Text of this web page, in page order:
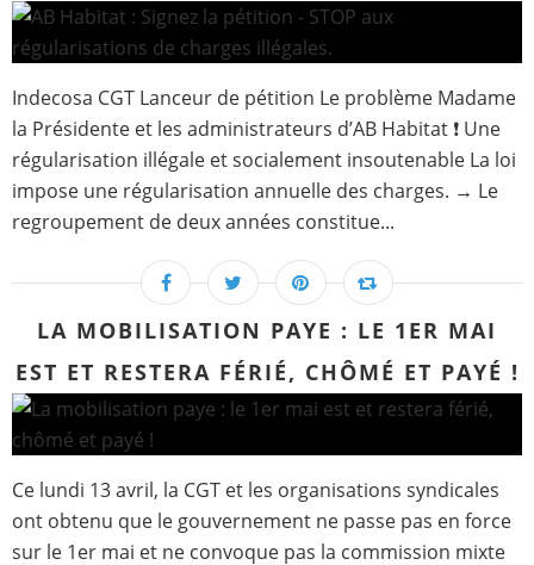
Indecosa CGT Lanceur de pétition Le problème Madame
la Présidente et les administrateurs d’AB Habitat ❗ Une
régularisation illégale et socialement insoutenable La loi
impose une régularisation annuelle des charges. → Le
regroupement de deux années constitue...
LA MOBILISATION PAYE : LE 1ER MAI
EST ET RESTERA FÉRIÉ, CHÔMÉ ET PAYÉ !
Ce lundi 13 avril, la CGT et les organisations syndicales
ont obtenu que le gouvernement ne passe pas en force
sur le 1er mai et ne convoque pas la commission mixte